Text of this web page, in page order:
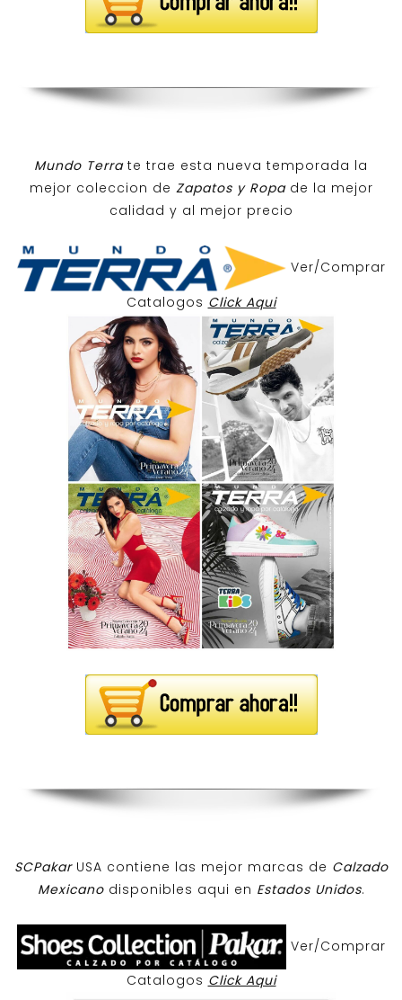
Mundo Terra te trae esta nueva temporada la
mejor coleccion de Zapatos y Ropa de la mejor
calidad y al mejor precio
Ver/Comprar
Catalogos Click Aqui
SCPakar USA contiene las mejor marcas de Calzado
Mexicanodisponibles aqui en Estados Unidos.
Ver/Comprar
Catalogos Click Aqui